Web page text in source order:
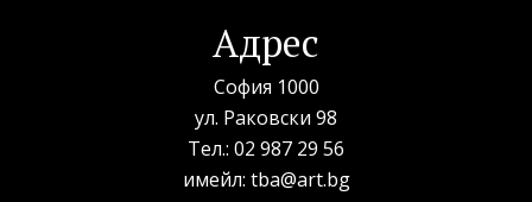
Адрес
София 1000
ул. Раковски 98
Тел.: 02 987 29 56
имейл: tba@art.bg